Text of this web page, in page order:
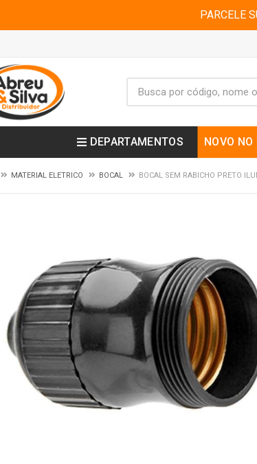
PARCELE
DEPARTAMENTOS NOVO NO
MATERIAL ELETRICO BOCAL BOCAL SEM RABICHO PRETO